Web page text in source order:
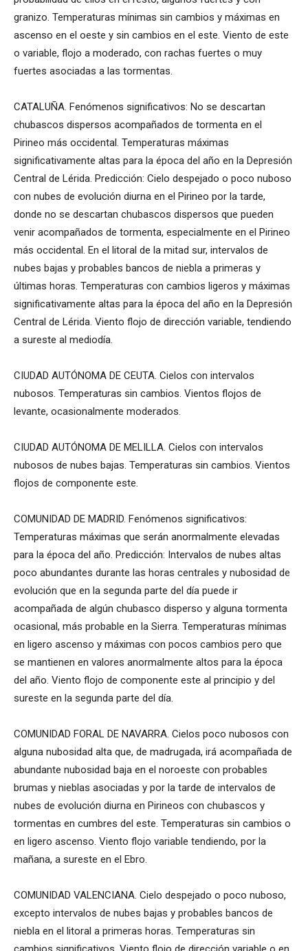
granizo. Temperaturas mínimas sin cambios y máximas en
ascenso en el oeste y sin cambios en el este. Viento de este
o variable, flojo a moderado, con rachas fuertes o muy
fuertes asociadas a las tormentas.
CATALUÑA. Fenómenos significativos: No se descartan
chubascos dispersos acompañados de tormenta en el
Pirineo más occidental. Temperaturas máximas
significativamente altas para la época del año en la Depresión
Central de Lérida. Predicción: Cielo despejado o poco nuboso
con nubes de evolución diurna en el Pirineo por la tarde,
donde no se descartan chubascos dispersos que pueden
venir acompañados de tormenta, especialmente en el Pirineo
más occidental. En el litoral de la mitad sur, intervalos de
nubes bajas y probables bancos de niebla a primeras y
últimas horas. Temperaturas con cambios ligeros y máximas
significativamente altas para la época del año en la Depresión
Central de Lérida. Viento flojo de dirección variable, tendiendo
a sureste al mediodía.
CIUDAD AUTÓNOMA DE CEUTA. Cielos con intervalos
nubosos. Temperaturas sin cambios. Vientos flojos de
levante, ocasionalmente moderados.
CIUDAD AUTÓNOMA DE MELILLA. Cielos con intervalos
nubosos de nubes bajas. Temperaturas sin cambios. Vientos
flojos de componente este.
COMUNIDAD DE MADRID. Fenómenos significativos:
Temperaturas máximas que serán anormalmente elevadas
para la época del año. Predicción: Intervalos de nubes altas
poco abundantes durante las horas centrales y nubosidad de
evolución que en la segunda parte del día puede ir
acompañada de algún chubasco disperso y alguna tormenta
ocasional, más probable en la Sierra. Temperaturas mínimas
en ligero ascenso y máximas con pocos cambios pero que
se mantienen en valores anormalmente altos para la época
del año. Viento flojo de componente este al principio y del
sureste en la segunda parte del día.
COMUNIDAD FORAL DE NAVARRA. Cielos poco nubosos con
alguna nubosidad alta que, de madrugada, irá acompañada de
abundante nubosidad baja en el noroeste con probables
brumas y nieblas asociadas y por la tarde de intervalos de
nubes de evolución diurna en Pirineos con chubascos y
tormentas en cumbres del este. Temperaturas sin cambios o
en ligero ascenso. Viento flojo variable tendiendo, por la
mañana, a sureste en el Ebro.
COMUNIDAD VALENCIANA. Cielo despejado o poco nuboso,
excepto intervalos de nubes bajas y probables bancos de
niebla en el litoral a primeras horas. Temperaturas sin